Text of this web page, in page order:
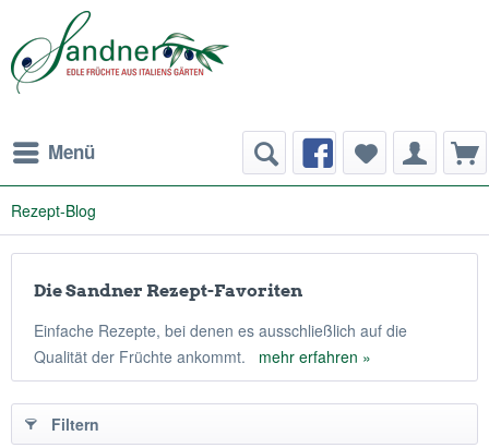
Menü
Rezept-Blog
Die Sandner Rezept-Favoriten
Einfache Rezepte, bei denen es ausschließlich auf die
Qualität der Früchte ankommt. mehr erfahren »
Filtern